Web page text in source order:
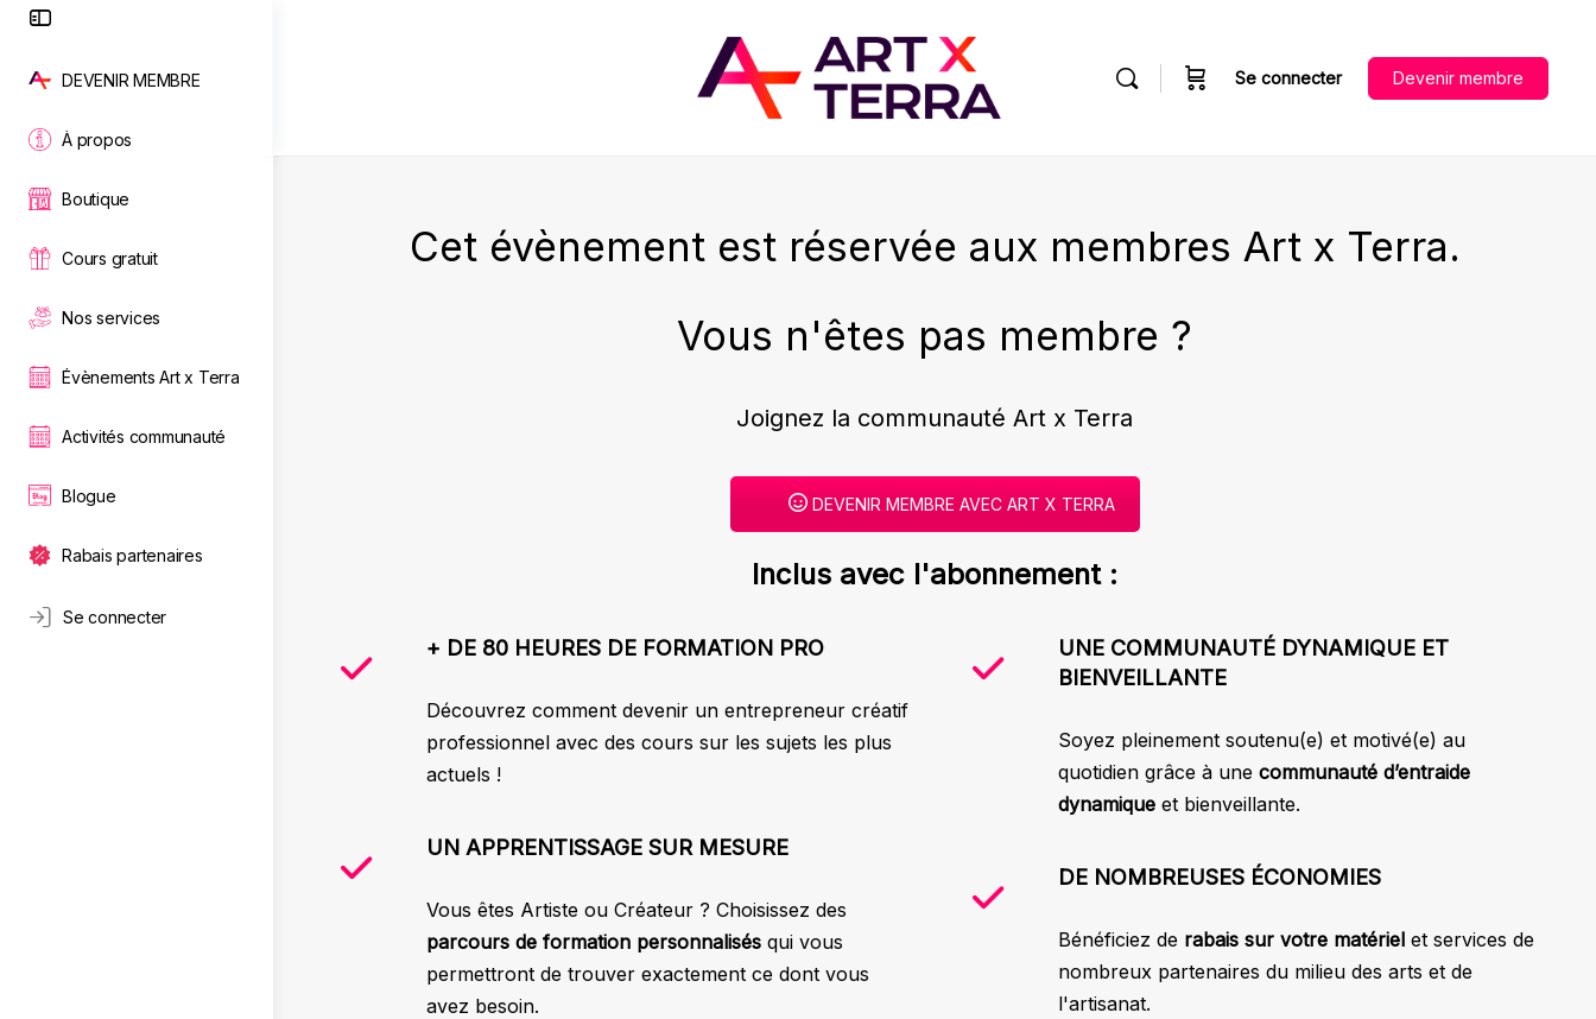
Panel
DEVENIR MEMBRE
À propos
Boutique
Cours gratuit
Nos services
Évènements Art x Terra
Activités communauté
Blogue
Rabais partenaires
Se connecter
Se connecter Devenir membre
Cet évènement est réservée aux membres Art x Terra.
Vous n'êtes pas membre ?
Joignez la communauté Art x Terra
DEVENIR MEMBRE AVEC ART X TERRA
Inclus avec l'abonnement :
+ DE 80 HEURES DE FORMATION PRO
Découvrez comment devenir un entrepreneur créatif
professionnel avec des cours sur les sujets les plus
actuels !
UN APPRENTISSAGE SUR MESURE
Vous êtes Artiste ou Créateur ? Choisissez des
parcours de formation personnalisésqui vous
permettront de trouver exactement ce dont vous
avez besoin.
UNE COMMUNAUTÉ DYNAMIQUE ET
BIENVEILLANTE
Soyez pleinement soutenu(e) et motivé(e) au
quotidien grâce à une communauté d’entraide
dynamiqueet bienveillante.
DE NOMBREUSES ÉCONOMIES
Bénéficiez de rabais sur votre matérielet services de
nombreux partenaires du milieu des arts et de
l'artisanat.